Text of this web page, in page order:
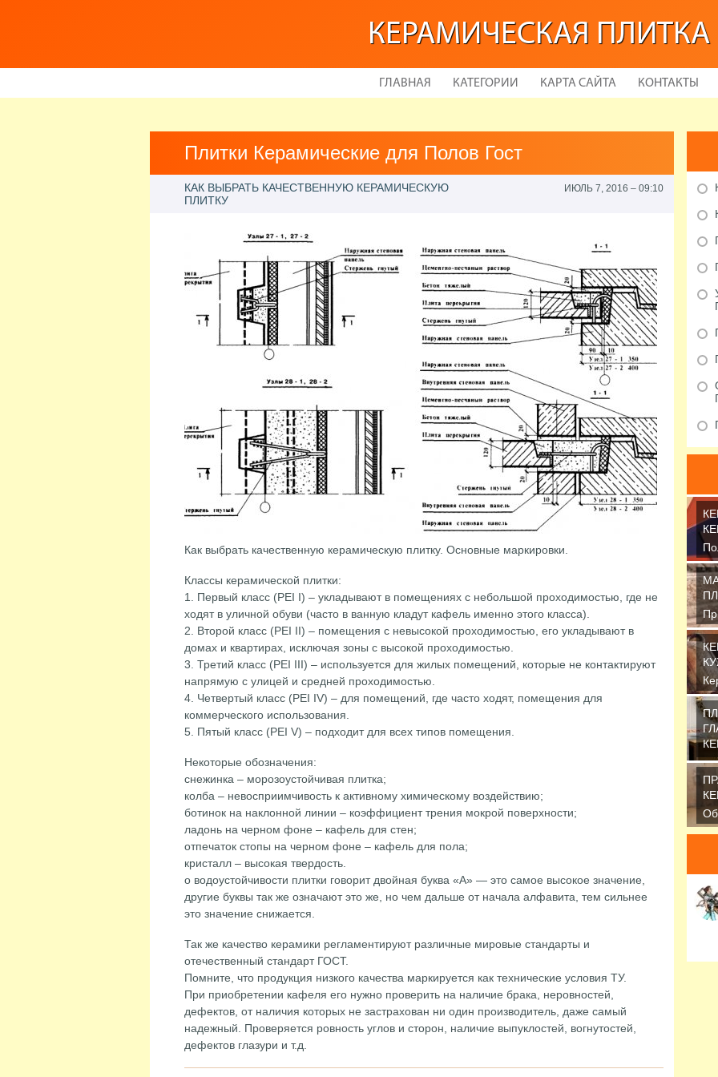
КЕРАМИЧЕСКАЯ ПЛИТКА
ГЛАВНАЯ КАТЕГОРИИ КАРТА САЙТА КОНТАКТЫ
Плитки Керамические для Полов Гост
КАК ВЫБРАТЬ КАЧЕСТВЕННУЮ КЕРАМИЧЕСКУЮ
ПЛИТКУ
ИЮЛЬ 7, 2016 – 09:10
Как выбрать качественную керамическую плитку. Основные маркировки.
Классы керамической плитки:
1. Первый класс (PEI I) – укладывают в помещениях с небольшой проходимостью, где не
ходят в уличной обуви (часто в ванную кладут кафель именно этого класса).
2. Второй класс (PEI II) – помещения с невысокой проходимостью, его укладывают в
домах и квартирах, исключая зоны с высокой проходимостью.
3. Третий класс (PEI III) – используется для жилых помещений, которые не контактируют
напрямую с улицей и средней проходимостью.
4. Четвертый класс (PEI IV) – для помещений, где часто ходят, помещения для
коммерческого использования.
5. Пятый класс (PEI V) – подходит для всех типов помещения.
Некоторые обозначения:
снежинка – морозоустойчивая плитка;
колба – невосприимчивость к активному химическому воздействию;
ботинок на наклонной линии – коэффициент трения мокрой поверхности;
ладонь на черном фоне – кафель для стен;
отпечаток стопы на черном фоне – кафель для пола;
кристалл – высокая твердость.
о водоустойчивости плитки говорит двойная буква «А» — это самое высокое значение,
другие буквы так же означают это же, но чем дальше от начала алфавита, тем сильнее
это значение снижается.
Так же качество керамики регламентируют различные мировые стандарты и
отечественный стандарт ГОСТ.
Помните, что продукция низкого качества маркируется как технические условия ТУ.
При приобретении кафеля его нужно проверить на наличие брака, неровностей,
дефектов, от наличия которых не застрахован ни один производитель, даже самый
надежный. Проверяется ровность углов и сторон, наличие выпуклостей, вогнутостей,
дефектов глазури и т.д.